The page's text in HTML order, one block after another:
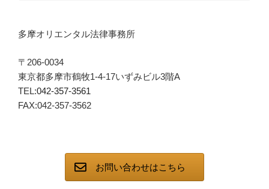
多摩オリエンタル法律事務所
〒206-0034
東京都多摩市鶴牧1-4-17いずみビル3階A
TEL:042-357-3561
FAX:042-357-3562
お問い合わせはこちら